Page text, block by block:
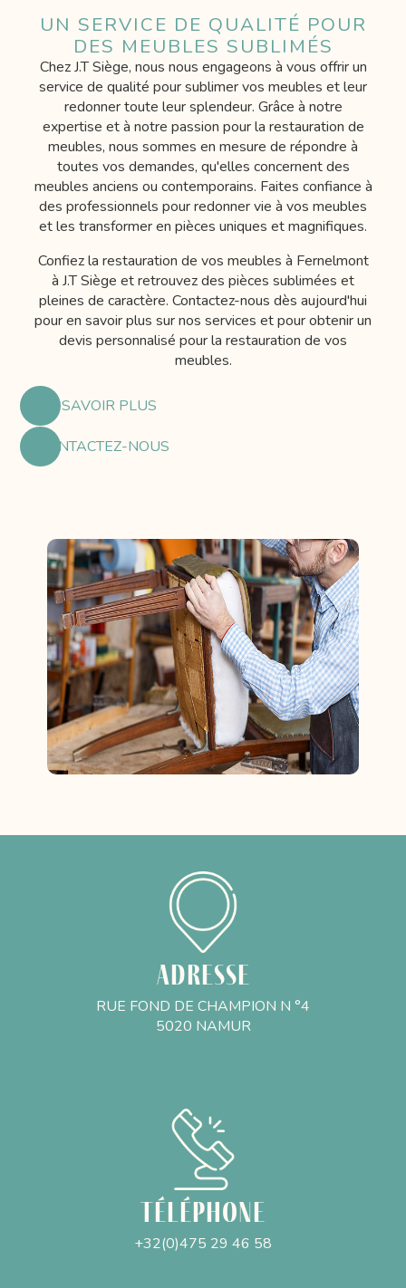
UN SERVICE DE QUALITÉ POUR
DES MEUBLES SUBLIMÉS
Chez J.T Siège, nous nous engageons à vous offrir un
service de qualité pour sublimer vos meubles et leur
redonner toute leur splendeur. Grâce à notre
expertise et à notre passion pour la restauration de
meubles, nous sommes en mesure de répondre à
toutes vos demandes, qu'elles concernent des
meubles anciens ou contemporains. Faites confiance à
des professionnels pour redonner vie à vos meubles
et les transformer en pièces uniques et magnifiques.
Confiez la restauration de vos meubles à Fernelmont
à J.T Siège et retrouvez des pièces sublimées et
pleines de caractère. Contactez-nous dès aujourd'hui
pour en savoir plus sur nos services et pour obtenir un
devis personnalisé pour la restauration de vos
meubles.
EN SAVOIR PLUS
CONTACTEZ-NOUS
Adresse
RUE FOND DE CHAMPION N °4
5020 NAMUR
Téléphone
+32(0)475 29 46 58